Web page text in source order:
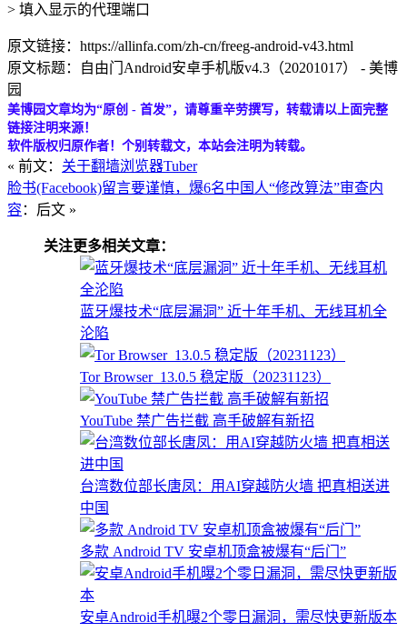
> 填入显示的代理端口
原文链接：https://allinfa.com/zh-cn/freeg-android-v43.html
原文标题：自由门Android安卓手机版v4.3（20201017） - 美博
园
美博园文章均为“原创 - 首发”，请尊重辛劳撰写，转载请以上面完整
链接注明来源！
软件版权归原作者！个别转载文，本站会注明为转载。
« 前文： 关于翻墙浏览器Tuber
脸书(Facebook)留言要谨慎，爆6名中国人“修改算法”审查内
容：后文 »
关注更多相关文章：
蓝牙爆技术“底层漏洞” 近十年手机、无线耳机全
沦陷
Tor Browser_13.0.5 稳定版（20231123）
YouTube 禁广告拦截 高手破解有新招
台湾数位部长唐凤：用AI穿越防火墙 把真相送进
中国
多款 Android TV 安卓机顶盒被爆有“后门”
安卓Android手机曝2个零日漏洞，需尽快更新版本